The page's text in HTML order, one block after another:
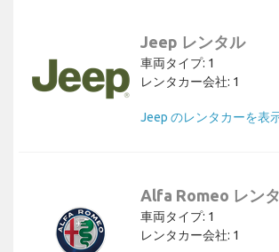
Jeep レンタル
車両タイプ: 1
レンタカー会社: 1
Jeep のレンタカーを表
Alfa Romeo レン
車両タイプ: 1
レンタカー会社: 1